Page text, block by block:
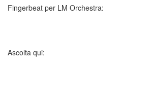
Fingerbeat per LM Orchestra:
Ascolta qui: